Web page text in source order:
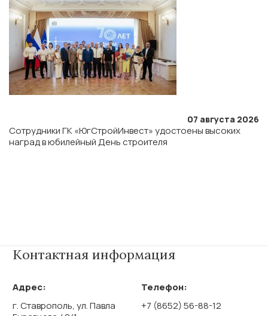
07 августа 2026
Сотрудники ГК «ЮгСтройИнвест» удостоены высоких
наград в юбилейный День строителя
Контактная информация
Адрес:
г. Ставрополь, ул. Павла
Телефон:
+7 (8652) 56-88-12